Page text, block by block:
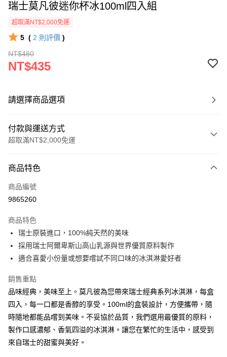
瑞士莫凡彼迷你杯冰100ml四入組
超取滿NT$2,000免運
5 ( 2 則評價 )
NT$480
NT$435
請選擇商品選項
付款與運送方式
超取滿NT$2,000免運
信用卡一次付款
Apple Pay
運送方式
冷凍7-11取貨(快速到店)
每筆NT$200，滿NT$2,000(含以上)免運費
商品特色
商品編號
9865260
商品特色
瑞士原裝進口，100%純天然的美味
採用瑞士阿爾卑斯山高山乳源與世界優質原料製作
適合喜愛小份量或想要嚐試不同口味的冰淇淋愛好者
銷售重點
品味經典，美味至上。莫凡彼為您帶來瑞士經典系列冰淇淋，每盒
四入，每一口都是香醇的享受。100ml的盒裝設計，方便攜帶，隨
時隨地都能品嚐到美味。不妥協於品質，我們選用最優質的原料，
製作口感濃郁、香氣四溢的冰淇淋。讓您在繁忙的生活中，感受到
來自瑞士的甜蜜與美好。